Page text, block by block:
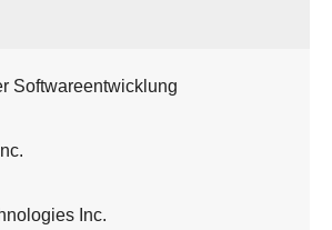
Softwareentwicklung
Inc.